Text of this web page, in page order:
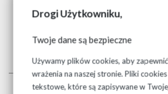
Drogi Użytkowniku,
Twoje dane są bezpieczne
Używamy plików cookies, aby
wrażenia na naszej stronie. Pliki
tekstowe, które są zapisywane w
Umów wizytę lub